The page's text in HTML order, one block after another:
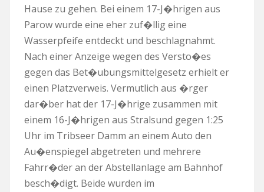
Hause zu gehen. Bei einem 17-J�hrigen aus
Parow wurde eine eher zuf�llig eine
Wasserpfeife entdeckt und beschlagnahmt.
Nach einer Anzeige wegen des Versto�es
gegen das Bet�ubungsmittelgesetz erhielt er
einen Platzverweis. Vermutlich aus �rger
dar�ber hat der 17-J�hrige zusammen mit
einem 16-J�hrigen aus Stralsund gegen 1:25
Uhr im Tribseer Damm an einem Auto den
Au�enspiegel abgetreten und mehrere
Fahrr�der an der Abstellanlage am Bahnhof
besch�digt. Beide wurden im